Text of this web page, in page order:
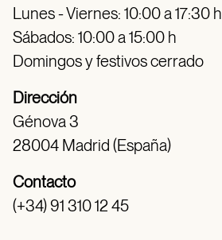
Lunes - Viernes: 10:00 a 17:30 h
Sábados: 10:00 a 15:00 h
Domingos y festivos cerrado
Dirección
Génova 3
28004 Madrid (España)
Contacto
(+34) 91 310 12 45